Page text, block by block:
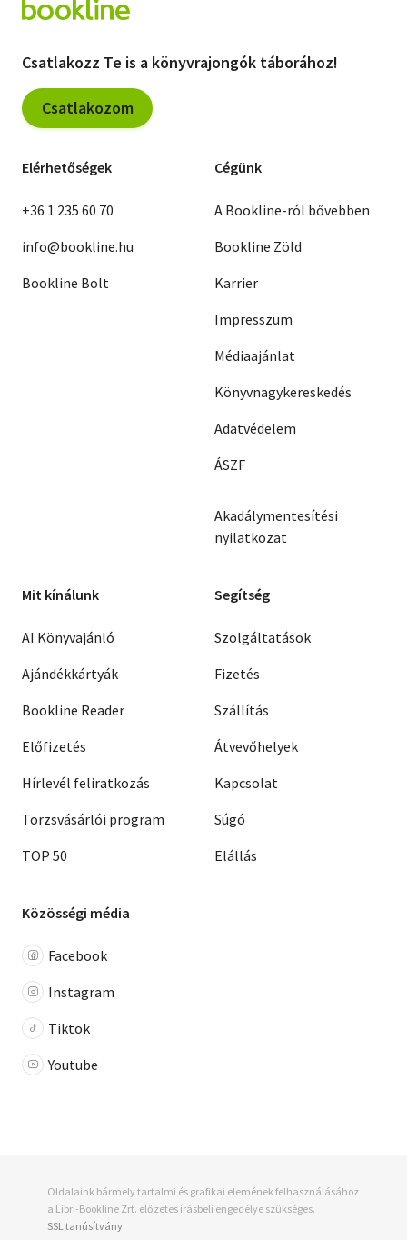
Csatlakozz Te is a könyvrajongók táborához!
Csatlakozom
Elérhetőségek
+36 1 235 60 70
info@bookline.hu
Bookline Bolt
Cégünk
A Bookline-ról bővebben
Bookline Zöld
Karrier
Impresszum
Médiaajánlat
Könyvnagykereskedés
Adatvédelem
ÁSZF
Akadálymentesítési
nyilatkozat
Mit kínálunk
AI Könyvajánló
Ajándékkártyák
Bookline Reader
Előfizetés
Hírlevél feliratkozás
Törzsvásárlói program
TOP 50
Segítség
Szolgáltatások
Fizetés
Szállítás
Átvevőhelyek
Kapcsolat
Súgó
Elállás
Közösségi média
Facebook
Instagram
Tiktok
Youtube
Oldalaink bármely tartalmi és grafikai elemének felhasználásához
a Libri-Bookline Zrt. előzetes írásbeli engedélye szükséges.
SSL tanúsítvány